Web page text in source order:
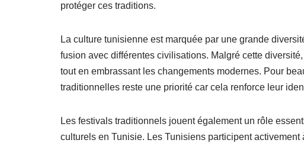
protéger ces traditions.
La culture tunisienne est marquée par une grande
fusion avec différentes civilisations. Malgré cette
tout en embrassant les changements modernes. Pour
traditionnelles reste une priorité car cela renforce leur
Les festivals traditionnels jouent également un rôle
culturels en Tunisie. Les Tunisiens participent